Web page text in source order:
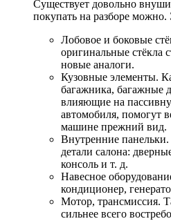
Существует довольно
покупать на разборе можно.
Лобовое и боковые
оригинальные стёкла
новые аналоги.
Кузовные элементы.
багажника, багажные
влияющие на
автомобиля, помогут
машине прежний вид.
Внутренние
детали салона:
консоль и т. д.
Навесное
кондиционер,
Мотор, трансмиссия.
сильнее всего